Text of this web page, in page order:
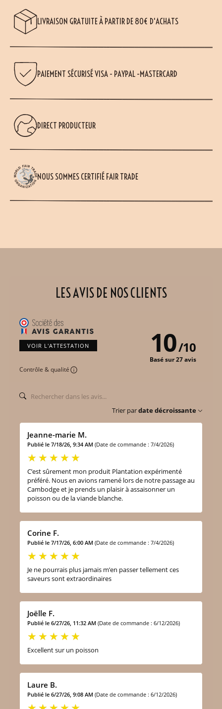
LIVRAISON GRATUITE À PARTIR DE 80€ D'ACHATS
PAIEMENT SÉCURISÉ VISA - PAYPAL -MASTERCARD
DIRECT PRODUCTEUR
NOUS SOMMES CERTIFIÉ FAIR TRADE
LES AVIS DE NOS CLIENTS
VOIR L'ATTESTATION
Contrôle & qualité
10/10
Basé sur 27 avis
Trier pardate décroissante
Jeanne-marie M.
Publié le 7/18/26, 9:34 AM (Date de commande : 7/4/2026)
C’est sûrement mon produit Plantation expérimenté
préféré. Nous en avions ramené lors de notre passage au
Cambodge et je prends un plaisir à assaisonner un
poisson ou de la viande blanche.
Corine F.
Publié le 7/17/26, 6:00 AM (Date de commande : 7/4/2026)
Je ne pourrais plus jamais m’en passer tellement ces
saveurs sont extraordinaires
Joëlle F.
Publié le 6/27/26, 11:32 AM (Date de commande : 6/12/2026)
Excellent sur un poisson
Laure B.
Publié le 6/27/26, 9:08 AM (Date de commande : 6/12/2026)